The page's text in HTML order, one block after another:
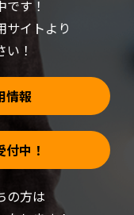
す！
サイトより
！
情報
中！
の方は